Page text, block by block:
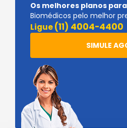
Os melhores planos para
Biomédicos pelo melhor
Ligue(11) 4004-4400
SIMULE